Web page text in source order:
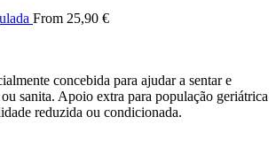
From 25,90 €
concebida para ajudar a sentar e
sanita. Apoio extra para população geriátrica
reduzida ou condicionada.